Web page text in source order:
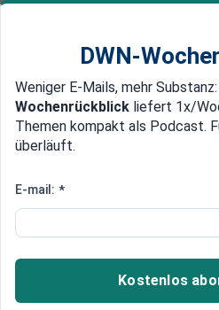
Newsticker MEIN DWN:
Edelmetalle DWN-
Tim Cook protestiert
Apple kritisiert
massivem
Der US-
DWN-
Weniger E-Mails, mehr
Wochenrückblick liefert 1x/
Themen kompakt als Podcast.
überläuft.
E-mail: *
Kostenlos